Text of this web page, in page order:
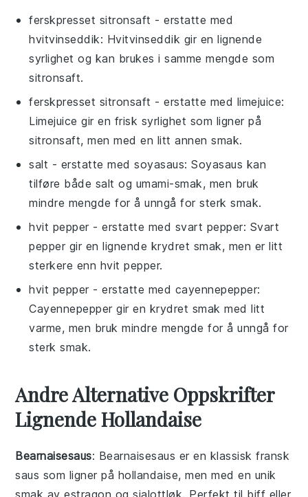
ferskpresset sitronsaft - erstatte med
hvitvinseddik: Hvitvinseddik gir en lignende
syrlighet og kan brukes i samme mengde som
sitronsaft.
ferskpresset sitronsaft - erstatte med limejuice:
Limejuice gir en frisk syrlighet som ligner på
sitronsaft, men med en litt annen smak.
salt - erstatte medsoyasaus: Soyasaus kan
tilføre både salt og umami-smak, men bruk
mindre mengde for å unngå for sterk smak.
hvit pepper - erstatte med svart pepper: Svart
pepper gir en lignende krydret smak, men er litt
sterkere enn hvit pepper.
hvit pepper - erstatte med cayennepepper:
Cayennepepper gir en krydret smak med litt
varme, men bruk mindre mengde for å unngå for
sterk smak.
Andre Alternative Oppskrifter
Lignende Hollandaise
Bearnaisesaus: Bearnaisesaus er en klassisk fransk
saus som ligner på hollandaise, men med en unik
smak av estragon og sjalottløk. Perfekt til biff eller